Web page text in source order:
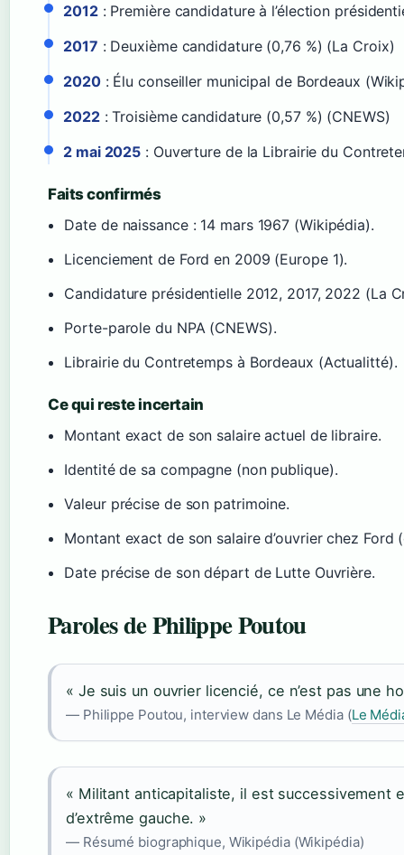
2012: Première candidature à l’élection
2017 : Deuxième candidature (0,76 %) (La Croix)
2020: Élu conseiller municipal de Bordeaux
2022: Troisième candidature (0,57 %) (CNEWS)
2 mai 2025 : Ouverture de la Librairie du
Faits confirmés
Date de naissance : 14 mars 1967 (Wikipédia).
Licenciement de Ford en 2009 (Europe 1).
Candidature présidentielle 2012, 2017, 2022 (La
Porte-parole du NPA (CNEWS).
Librairie du Contretemps à Bordeaux (Actualitté).
Ce qui reste incertain
Montant exact de son salaire actuel de libraire.
Identité de sa compagne (non publique).
Valeur précise de son patrimoine.
Montant exact de son salaire d’ouvrier chez Ford
Date précise de son départ de Lutte Ouvrière.
Paroles de Philippe Poutou
« Je suis un ouvrier licencié, ce n’est pas une
— Philippe Poutou, interview dans Le Média (Le
« Militant anticapitaliste, il est successivement
d’extrême gauche. »
— Résumé biographique, Wikipédia (Wikipédia)